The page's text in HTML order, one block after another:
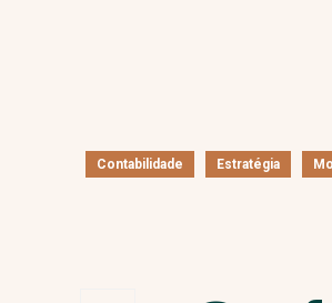
Contabilidade Estratégia